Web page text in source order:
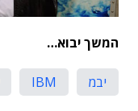
המשך יבוא…
יבמ IBM